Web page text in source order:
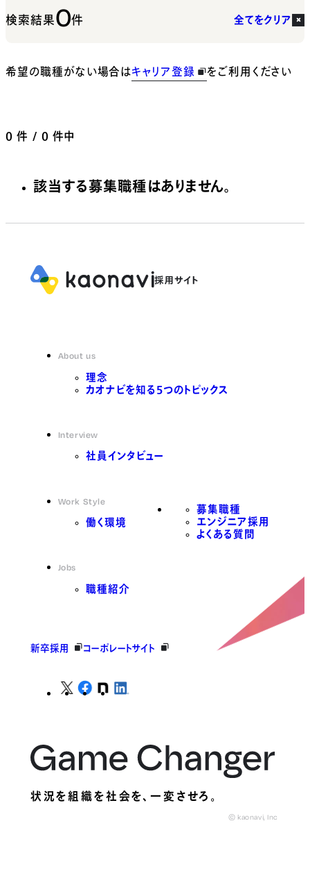
検索結果0件 全てをクリア
希望の職種がない場合はキャリア登録 をご利用ください
0 件 / 0 件中
該当する募集職種はありません。
About us
理念
カオナビを知る5つのトピックス
Interview
社員インタビュー
Work Style
働く環境
Jobs
職種紹介
募集職種
エンジニア採用
よくある質問
新卒採用 コーポレートサイト
状況を組織を社会を、一変させろ。
© kaonavi, Inc